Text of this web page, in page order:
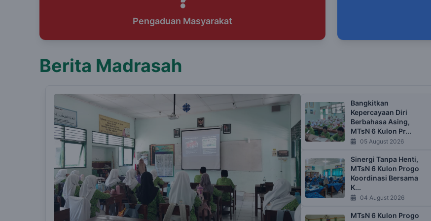
Pengaduan Masyarakat
Berita Madrasah
Bangkitkan
Kepercayaan Diri
Berbahasa Asing,
MTsN 6 Kulon Pr...
05 August 2026
Sinergi Tanpa Henti,
MTsN 6 Kulon Progo
Koordinasi Bersama
K...
04 August 2026
MTsN 6 Kulon Progo